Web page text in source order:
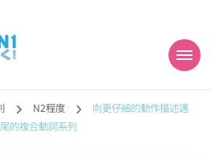
語能力試
】
N2程度
向更仔細的動作描述邁
的複合動詞系列